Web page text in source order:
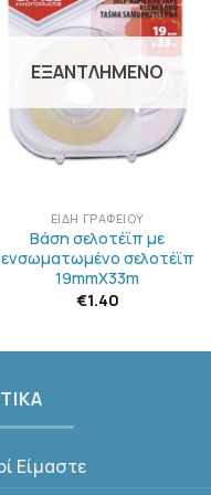
ΣΤΗΝ
ΛΊΣΤΑ
ΕΠΙΘΥΜΙΏΝ
ΕΞΑΝΤΛΗΜΈΝΟ
ΕΊΔΗ ΓΡΑΦΕΊΟΥ
Βάση σελοτέϊπ με
ενσωματωμένο σελοτέϊπ
19mmX33m
€1.40
Είμαστε